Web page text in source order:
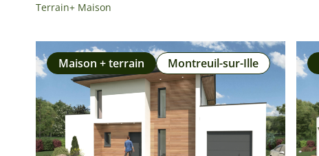
Terrain+ Maison
Maison + terrain Montreuil-sur-Ille